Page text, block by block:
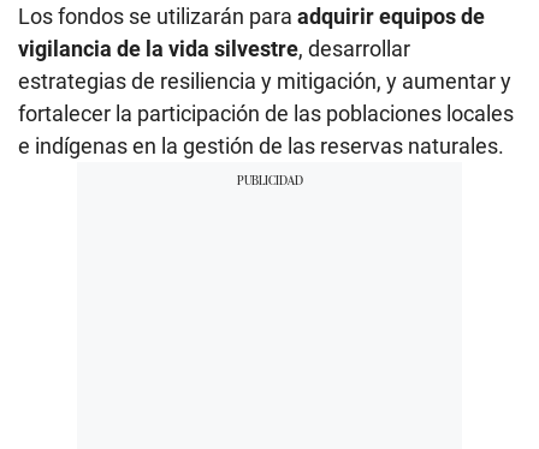
Los fondos se utilizarán para adquirir equipos de
vigilancia de la vida silvestre, desarrollar
estrategias de resiliencia y mitigación, y aumentar y
fortalecer la participación de las poblaciones locales
e indígenas en la gestión de las reservas naturales.